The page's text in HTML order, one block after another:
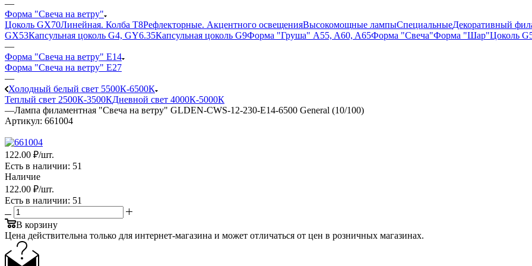
—
Форма "Свеча на ветру"
Цоколь GX70Линейная. Колба Т8Рефлекторные. Акцентного освещенияВысокомощные лампыСпециальныеДекоративный
GX53Капсульная цоколь G4, GY6.35Капсульная цоколь G9Форма "Груша" A55, A60, A65Форма "Свеча"Форма "Шар"Цоколь
—
Форма "Свеча на ветру" E14
Форма "Свеча на ветру" E27
—
Холодный белый свет 5500К-6500К
Теплый свет 2500К-3500КДневной свет 4000К-5000К
—Лампа филаментная "Свеча на ветру" GLDEN-CWS-12-230-E14-6500 General (10/100)
Артикул: 661004
122.00 ₽/шт.
Есть в наличии: 51
Наличие
122.00 ₽/шт.
Есть в наличии: 51
В корзину
Цена действительна только для интернет-магазина и может отличаться от цен в розничных магазинах.